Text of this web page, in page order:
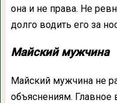
она и не права. Не
долго водить его за
Майский мужчина
Майский мужчина не
объяснениям. Главное